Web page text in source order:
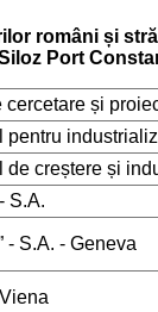
români și
Port
cercetare și
pentru
de creștere și
S.A.
- S.A. - Geneva